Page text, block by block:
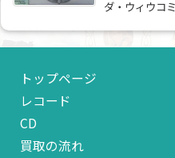
ダ・ウィウコ
トップページ
レコード
CD
買取の流れ